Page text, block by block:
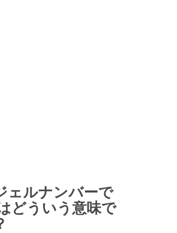
ェルナンバーで
どういう意味で